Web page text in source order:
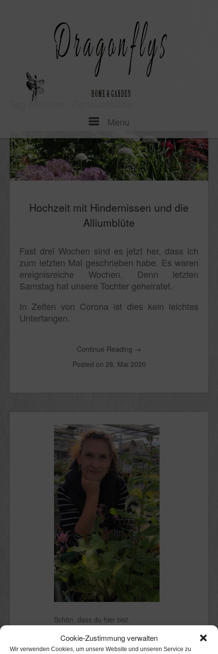
Cookie-Zustimmung verwalten
Wir verwenden Cookies, um unsere Website und unseren Service zu
Menu
Tag Archives:
Hochzeit mit Hindernissen und die
Alliumblüte
Fast drei Wochen sind es jetzt her, dass ich
zum letzten Mal geschrieben habe. Es waren
ereignisreiche Wochen. Denn letzten
Samstag hat unsere Tochter geheiratet.
In Zeiten von Corona ist dies kein leichtes
Unterfangen.
Continue Reading →
Posted on 28. Mai 2020
Schön, dass du hier bist.
Ich bin Claudia.
Kölnerin mit Stadtgarten, in dem ich